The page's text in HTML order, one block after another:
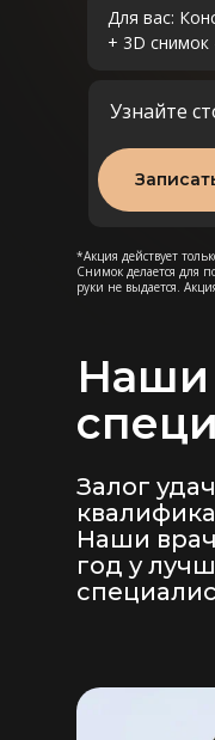
Узнайте
*Акция действует
Снимок делается для
руки не выдается.
Для вас:
+ 3D снимок
Наши
Залог
Наши
год у